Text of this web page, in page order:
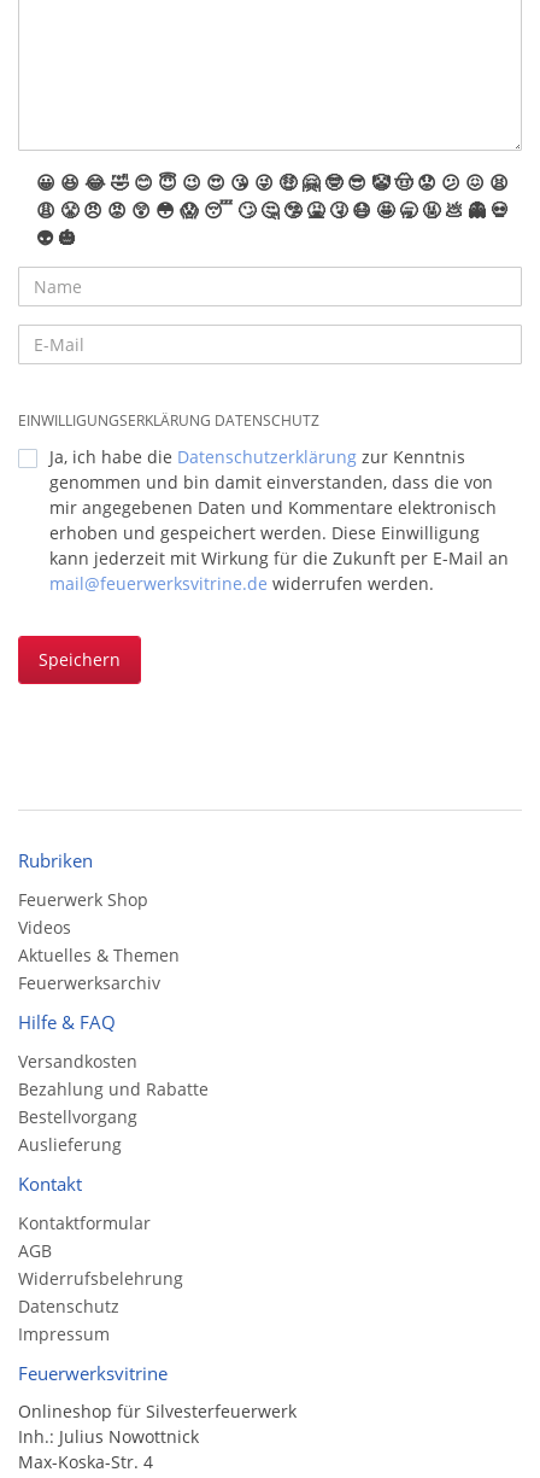
😀 😆 😂🤣 😊 😇 😉 😍 😘 😜 🤑 🤗 🤓 😎 🤡🤠 😟 😕 😖 😫
😩 😤 😠 😡 😲 😳 😱 😴 🙄 🤔 🤥 🤮 🤧 😷 🤩 🥱 🤬 💩 👻 💀
👽 🎃
EINWILLIGUNGSERKLÄRUNG DATENSCHUTZ
Ja, ich habe die Datenschutzerklärung zur Kenntnis
genommen und bin damit einverstanden, dass die von
mir angegebenen Daten und Kommentare elektronisch
erhoben und gespeichert werden. Diese Einwilligung
kann jederzeit mit Wirkung für die Zukunft per E-Mail an
mail@feuerwerksvitrine.de widerrufen werden.
Speichern
Rubriken
Feuerwerk Shop
Videos
Aktuelles & Themen
Feuerwerksarchiv
Hilfe & FAQ
Versandkosten
Bezahlung und Rabatte
Bestellvorgang
Auslieferung
Kontakt
Kontaktformular
AGB
Widerrufsbelehrung
Datenschutz
Impressum
Feuerwerksvitrine
Onlineshop für Silvesterfeuerwerk
Inh.: Julius Nowottnick
Max-Koska-Str. 4